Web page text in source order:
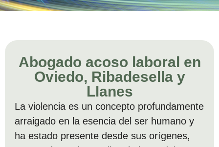
Abogado acoso laboral en
Oviedo, Ribadesella y
Llanes
La violencia es un concepto profundamente
arraigado en la esencia del ser humano y
ha estado presente desde sus orígenes,